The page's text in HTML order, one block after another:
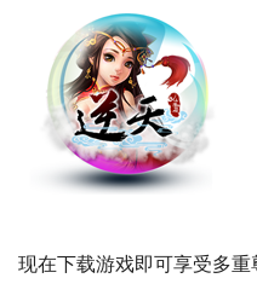
现在下载游戏即可享受多重